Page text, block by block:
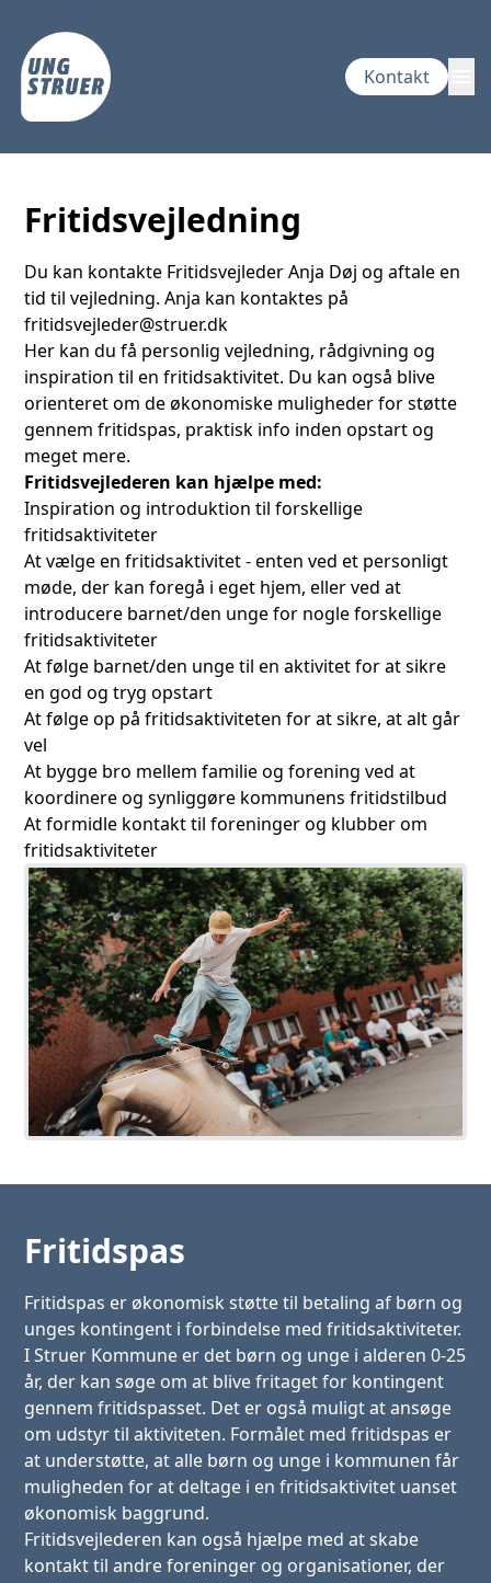
Kontakt
Fritidsvejledning
Du kan kontakte Fritidsvejleder Anja Døj og aftale en
tid til vejledning. Anja kan kontaktes på
fritidsvejleder@struer.dk
Her kan du få personlig vejledning, rådgivning og
inspiration til en fritidsaktivitet. Du kan også blive
orienteret om de økonomiske muligheder for støtte
gennem fritidspas, praktisk info inden opstart og
meget mere.
Fritidsvejlederen kan hjælpe med:
Inspiration og introduktion til forskellige
fritidsaktiviteter
At vælge en fritidsaktivitet - enten ved et personligt
møde, der kan foregå i eget hjem, eller ved at
introducere barnet/den unge for nogle forskellige
fritidsaktiviteter
At følge barnet/den unge til en aktivitet for at sikre
en god og tryg opstart
At følge op på fritidsaktiviteten for at sikre, at alt går
vel
At bygge bro mellem familie og forening ved at
koordinere og synliggøre kommunens fritidstilbud
At formidle kontakt til foreninger og klubber om
fritidsaktiviteter
Fritidspas
Fritidspas er økonomisk støtte til betaling af børn og
unges kontingent i forbindelse med fritidsaktiviteter.
I Struer Kommune er det børn og unge i alderen 0-25
år, der kan søge om at blive fritaget for kontingent
gennem fritidspasset. Det er også muligt at ansøge
om udstyr til aktiviteten. Formålet med fritidspas er
at understøtte, at alle børn og unge i kommunen får
muligheden for at deltage i en fritidsaktivitet uanset
økonomisk baggrund.
Fritidsvejlederen kan også hjælpe med at skabe
kontakt til andre foreninger og organisationer, der